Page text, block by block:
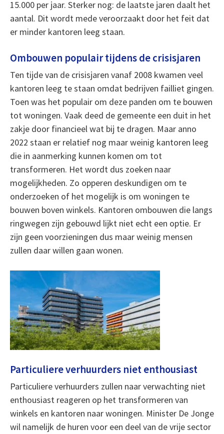
15.000 per jaar. Sterker nog: de laatste jaren daalt het
aantal. Dit wordt mede veroorzaakt door het feit dat
er minder kantoren leeg staan.
Ombouwen populair tijdens de crisisjaren
Ten tijde van de crisisjaren vanaf 2008 kwamen veel
kantoren leeg te staan omdat bedrijven failliet gingen.
Toen was het populair om deze panden om te bouwen
tot woningen. Vaak deed de gemeente een duit in het
zakje door financieel wat bij te dragen. Maar anno
2022 staan er relatief nog maar weinig kantoren leeg
die in aanmerking kunnen komen om tot
transformeren. Het wordt dus zoeken naar
mogelijkheden. Zo opperen deskundigen om te
onderzoeken of het mogelijk is om woningen te
bouwen boven winkels. Kantoren ombouwen die langs
ringwegen zijn gebouwd lijkt niet echt een optie. Er
zijn geen voorzieningen dus maar weinig mensen
zullen daar willen gaan wonen.
Particuliere verhuurders niet enthousiast
Particuliere verhuurders zullen naar verwachting niet
enthousiast reageren op het transformeren van
winkels en kantoren naar woningen. Minister De Jonge
wil namelijk de huren voor een deel van de vrije sector